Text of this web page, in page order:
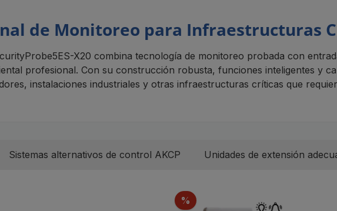
de Monitoreo para Infraestructuras
X20 combina tecnología de monitoreo probada con
profesional. Con su construcción robusta, funciones inteligentes y
instalaciones industriales y otras infraestructuras críticas que
Sistemas alternativos de control AKCP Unidades de extensión
% Descuento